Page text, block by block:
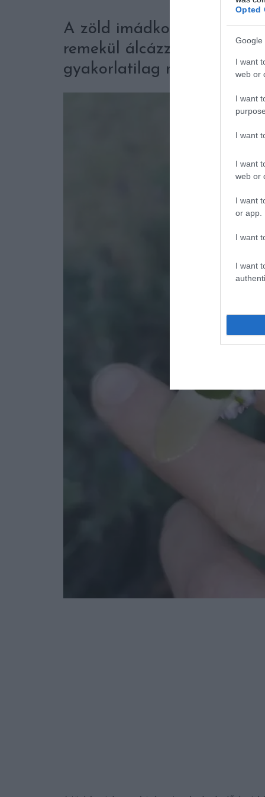
Opted
Google
I want
web or
I want
I want
I want
web or
I want
or app.
I want
I want
A zöld imádkozó sáskák
remekül álcázzák
gyakorlatilag maga is úgy